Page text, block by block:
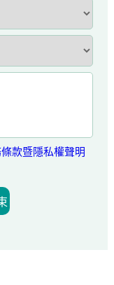
款暨隱私權聲明